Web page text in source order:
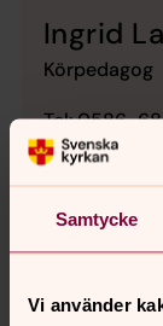
Samtycke
Vi använder
Ingrid
Körpedagog
Tel: 0586-
E-post: